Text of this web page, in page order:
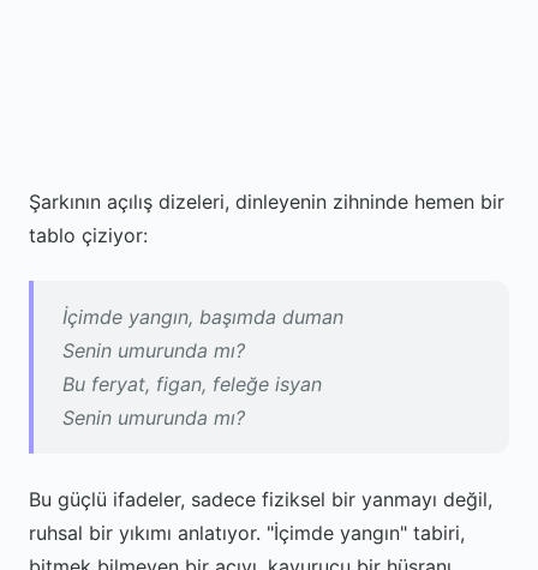
Şarkının açılış dizeleri, dinleyenin zihninde hemen bir
tablo çiziyor:
İçimde yangın, başımda duman
Senin umurunda mı?
Bu feryat, figan, feleğe isyan
Senin umurunda mı?
Bu güçlü ifadeler, sadece fiziksel bir yanmayı değil,
ruhsal bir yıkımı anlatıyor. "İçimde yangın" tabiri,